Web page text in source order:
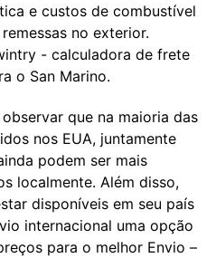
e custos de combustível
no exterior.
- calculadora de frete
o San Marino.
que na maioria das
nos EUA, juntamente
podem ser mais
localmente. Além disso,
disponíveis em seu país
internacional uma opção
para o melhor Envio –